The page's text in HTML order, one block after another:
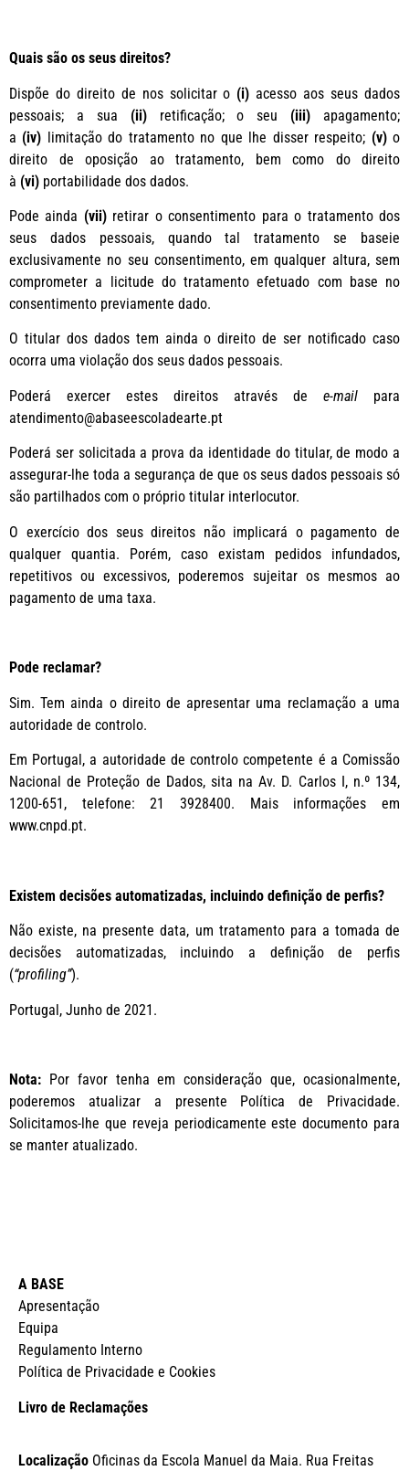
Quais são os seus direitos?
Dispõe do direito de nos solicitar o (i) acesso aos seus dados
pessoais; a sua (ii)retificação; o seu (iii) apagamento;
a (iv) limitação do tratamento no que lhe disser respeito; (v)o
direito de oposição ao tratamento, bem como do direito
à (vi) portabilidade dos dados.
Pode ainda (vii)retirar o consentimento para o tratamento dos
seus dados pessoais, quando tal tratamento se baseie
exclusivamente no seu consentimento, em qualquer altura, sem
comprometer a licitude do tratamento efetuado com base no
consentimento previamente dado.
O titular dos dados tem ainda o direito de ser notificado caso
ocorra uma violação dos seus dados pessoais.
Poderá exercer estes direitos através de e-mail para
atendimento@abaseescoladearte.pt
Poderá ser solicitada a prova da identidade do titular, de modo a
assegurar-lhe toda a segurança de que os seus dados pessoais só
são partilhados com o próprio titular interlocutor.
O exercício dos seus direitos não implicará o pagamento de
qualquer quantia. Porém, caso existam pedidos infundados,
repetitivos ou excessivos, poderemos sujeitar os mesmos ao
pagamento de uma taxa.
Pode reclamar?
Sim. Tem ainda o direito de apresentar uma reclamação a uma
autoridade de controlo.
Em Portugal, a autoridade de controlo competente é a Comissão
Nacional de Proteção de Dados, sita na Av. D. Carlos I, n.º 134,
1200-651, telefone: 21 3928400. Mais informações em
www.cnpd.pt.
Existem decisões automatizadas, incluindo definição de perfis?
Não existe, na presente data, um tratamento para a tomada de
decisões automatizadas, incluindo a definição de perfis
(“profiling”).
Portugal, Junho de 2021.
Nota: Por favor tenha em consideração que, ocasionalmente,
poderemos atualizar a presente Política de Privacidade.
Solicitamos-lhe que reveja periodicamente este documento para
se manter atualizado.
A BASE
Apresentação
Equipa
Regulamento Interno
Política de Privacidade e Cookies
Livro de Reclamações
Localização Oficinas da Escola Manuel da Maia. Rua Freitas